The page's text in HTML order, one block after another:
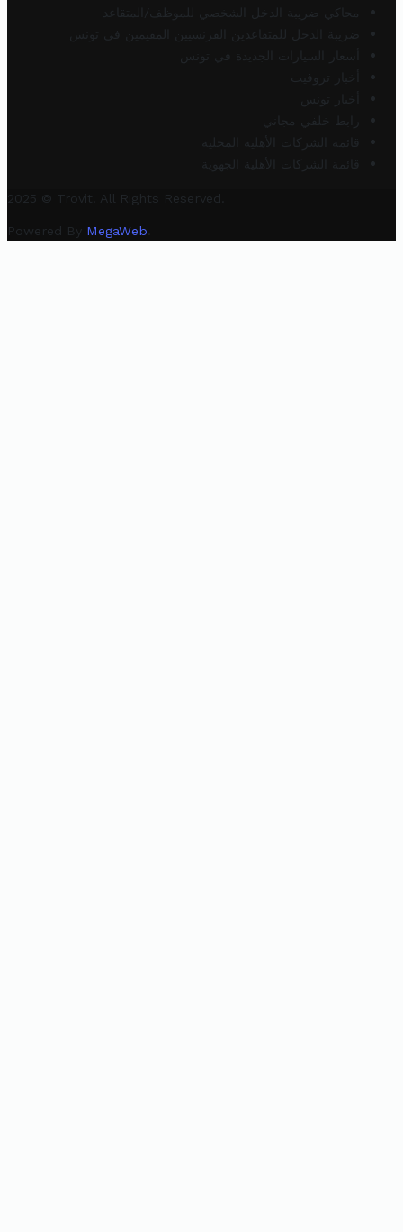
محاكي ضريبة الدخل الشخصي للموظف/المتقاعد
ضريبة الدخل للمتقاعدين الفرنسيين المقيمين في تونس
أسعار السيارات الجديدة في تونس
أخبار تروفيت
أخبار تونس
رابط خلفي مجاني
قائمة الشركات الأهلية المحلية
قائمة الشركات الأهلية الجهوية
2025 © Trovit. All Rights Reserved.
Powered By MegaWeb